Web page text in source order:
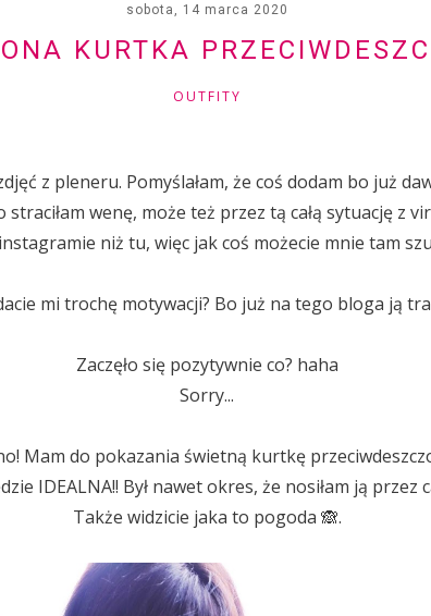
sobota, 14 marca 2020
KURTKA
OUTFITY
z pleneru. Pomyślałam, że coś dodam bo już
wenę, może też przez tą całą sytuację z
niż tu, więc jak coś możecie mnie tam
mi trochę motywacji? Bo już na tego bloga ją
Zaczęło się pozytywnie co? haha
Sorry...
Mam do pokazania świetną kurtkę
IDEALNA!! Był nawet okres, że nosiłam ją przez
Także widzicie jaka to pogoda 🙈.